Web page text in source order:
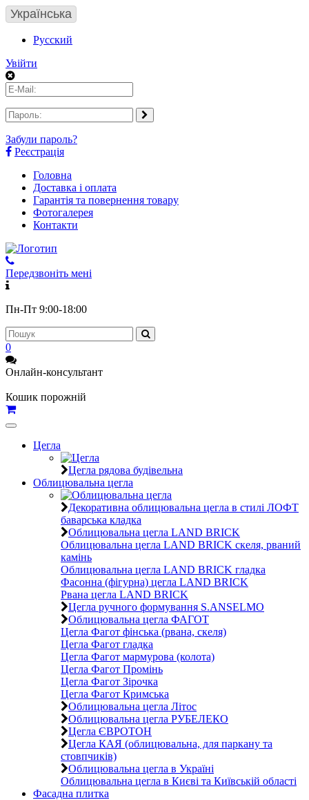
Українська
Русский
Увійти
Забули пароль?
Реєстрація
Головна
Доставка і оплата
Гарантія та повернення товару
Фотогалерея
Контакти
Передзвоніть мені
Пн-Пт 9:00-18:00
0
Онлайн-консультант
Кошик порожній
Toggle
navigationЦегла
Цегла рядова будівельна
Облицювальна цегла
Декоративна облицювальна цегла в стилі ЛОФТ
баварська кладка
Облицювальна цегла LAND BRICK
Облицювальна цегла LAND BRICK скеля, рваний
камінь
Облицювальна цегла LAND BRICK гладка
Фасонна (фігурна) цегла LAND BRICK
Рвана цегла LAND BRICK
Цегла ручного формування S.ANSELMO
Облицювальна цегла ФАГОТ
Цегла Фагот фінська (рвана, скеля)
Цегла Фагот гладка
Цегла Фагот мармурова (колота)
Цегла Фагот Промінь
Цегла Фагот Зірочка
Цегла Фагот Кримська
Облицювальна цегла Літос
Облицювальна цегла РУБЕЛЕКО
Цегла ЄВРОТОН
Цегла КАЯ (облицювальна, для паркану та
стовпчиків)
Облицювальна цегла в Україні
Облицювальна цегла в Києві та Київській області
Фасадна плитка